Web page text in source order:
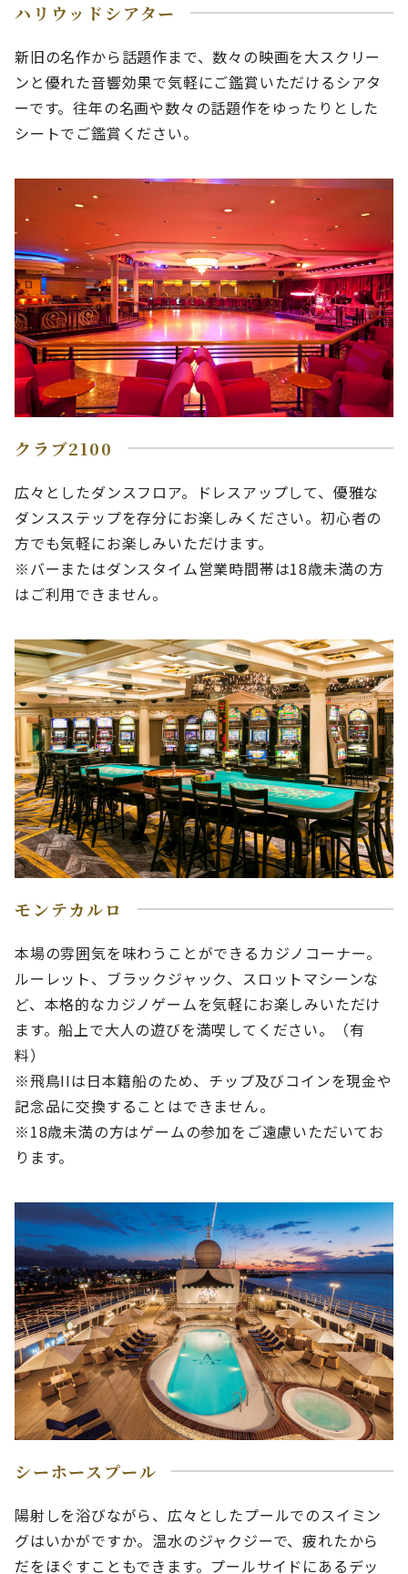
ハリウッドシアター
新旧の名作から話題作まで、数々の映画を大スクリー
ンと優れた音響効果で気軽にご鑑賞いただけるシアタ
ーです。往年の名画や数々の話題作をゆったりとした
シートでご鑑賞ください。
クラブ2100
広々としたダンスフロア。ドレスアップして、優雅な
ダンスステップを存分にお楽しみください。初心者の
方でも気軽にお楽しみいただけます。
※バーまたはダンスタイム営業時間帯は18歳未満の方
はご利用できません。
モンテカルロ
本場の雰囲気を味わうことができるカジノコーナー。
ルーレット、ブラックジャック、スロットマシーンな
ど、本格的なカジノゲームを気軽にお楽しみいただけ
ます。船上で大人の遊びを満喫してください。（有
料）
※飛鳥IIは日本籍船のため、チップ及びコインを現金や
記念品に交換することはできません。
※18歳未満の方はゲームの参加をご遠慮いただいてお
ります。
シーホースプール
陽射しを浴びながら、広々としたプールでのスイミン
グはいかがですか。温水のジャクジーで、疲れたから
だをほぐすこともできます。プールサイドにあるデッ